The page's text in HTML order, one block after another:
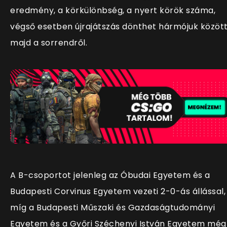
eredmény, a körkülönbség, a nyert körök száma,
végső esetben újrajátszás dönthet hármójuk
majd a sorrendről.
A B-csoportot jelenleg az Óbudai Egyetem és a
Budapesti Corvinus Egyetem vezeti 2-0-ás állással,
míg a Budapesti Műszaki és Gazdaságtudományi
Egyetem és a Győri Széchenyi István Egyetem még